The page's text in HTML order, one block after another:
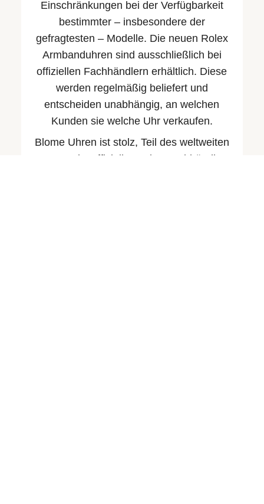
Einschränkungen bei der Verfügbarkeit
bestimmter – insbesondere der
gefragtesten – Modelle. Die neuen Rolex
Armbanduhren sind ausschließlich bei
offiziellen Fachhändlern erhältlich. Diese
werden regelmäßig beliefert und
entscheiden unabhängig, an welchen
Kunden sie welche Uhr verkaufen.
Blome Uhren ist stolz, Teil des weltweiten
Netzwerks offizieller Rolex Fachhändler